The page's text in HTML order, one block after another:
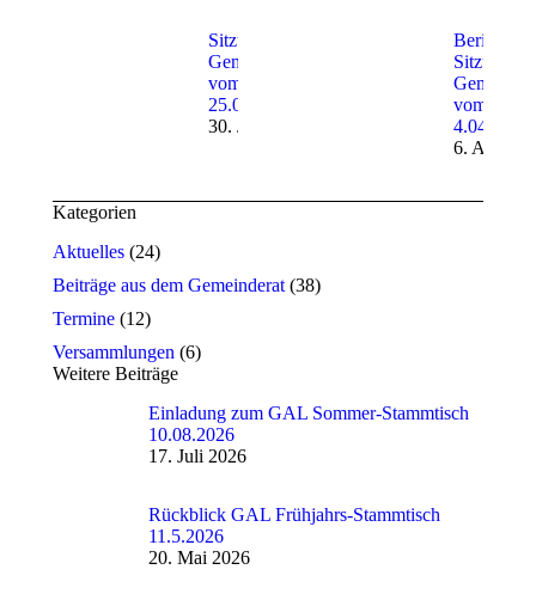
Sitzung des
Gemeinderats
vom
25.07.2023
30. Juli 2023
Bericht zur
Sitzung
vom
4.04.2023
6. April
Kategorien
Aktuelles (24)
Beiträge aus dem Gemeinderat (38)
Termine (12)
Versammlungen (6)
Weitere Beiträge
Einladung zum GAL Sommer-Stammtisch
10.08.2026
17. Juli 2026
Rückblick GAL Frühjahrs-Stammtisch
11.5.2026
20. Mai 2026